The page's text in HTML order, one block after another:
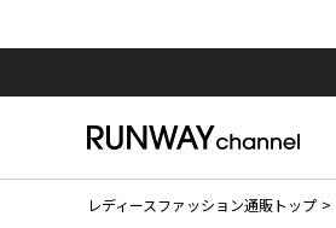
レディースファッション通販トップ